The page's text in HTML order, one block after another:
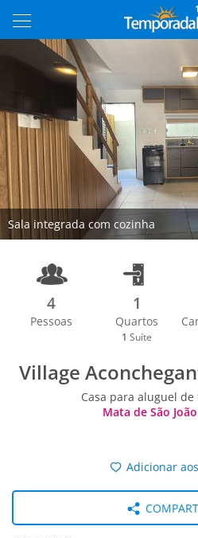
Sala integrada com cozinha
4
Pessoas
1
Quartos
1 Suíte
Village
Casa para aluguel
Mata de São
Adicionar